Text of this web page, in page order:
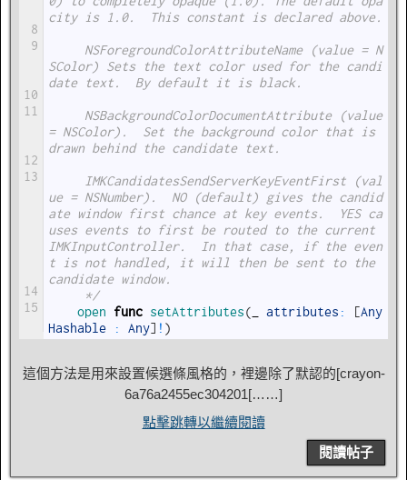
8
9
10
11
12
13
14
15
city is 1.0.  This constant is declared above.
NSForegroundColorAttributeName (value = N
SColor) Sets the text color used for the candi
date text.  By default it is black.
NSBackgroundColorDocumentAttribute (value
= NSColor).  Set the background color that is
drawn behind the candidate text.
IMKCandidatesSendServerKeyEventFirst (val
ue = NSNumber).  NO (default) gives the candid
ate window first chance at key events.  YES ca
uses events to first be routed to the current
IMKInputController.  In that case, if the even
t is not handled, it will then be sent to the
candidate window.
*/
open func setAttributes( attributes : [Any
Hashable
: Any] ! )
這個方法是用來設置候選條風格的，裡邊除了默認的[crayon-
6a76a2455ec304201[……]
點擊跳轉以繼續閱讀
閱讀帖子